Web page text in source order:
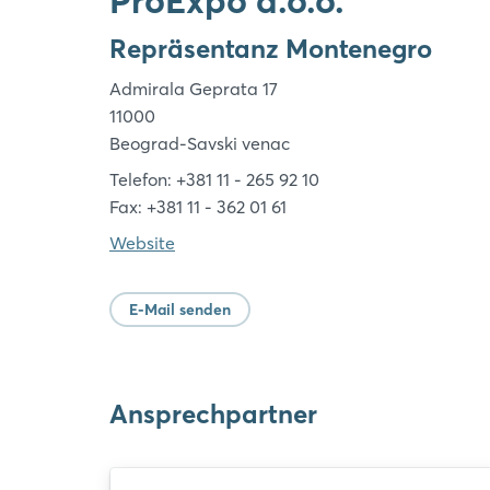
Repräsentanz Montenegro
Admirala Geprata 17
11000
Beograd-Savski venac
Telefon: +381 11 - 265 92 10
Fax: +381 11 - 362 01 61
Website
E-Mail senden
Ansprechpartner